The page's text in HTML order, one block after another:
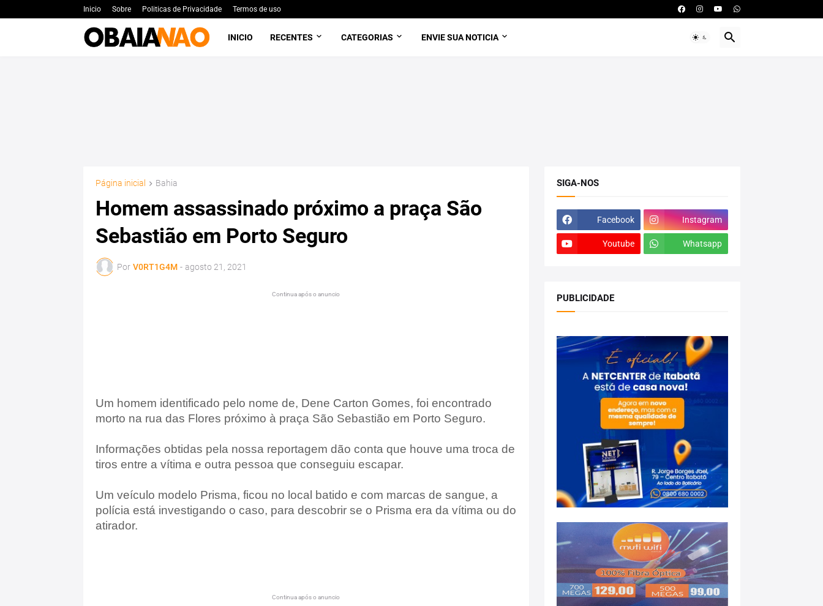
Inicio Sobre Politicas de Privacidade Termos de uso
INICIO RECENTES CATEGORIAS ENVIE SUA NOTICIA
Página inicial Bahia
Homem assassinado próximo a praça São
Sebastião em Porto Seguro
Por V0RT1G4M - agosto 21, 2021
Continua após o anuncio
Um homem identificado pelo nome de, Dene Carton Gomes, foi encontrado
morto na rua das Flores próximo à praça São Sebastião em Porto Seguro.
Informações obtidas pela nossa reportagem dão conta que houve uma troca de
tiros entre a vítima e outra pessoa que conseguiu escapar.
Um veículo modelo Prisma, ficou no local batido e com marcas de sangue, a
polícia está investigando o caso, para descobrir se o Prisma era da vítima ou do
atirador.
Continua após o anuncio
SIGA-NOS
Facebook Instagram
Youtube Whatsapp
PUBLICIDADE